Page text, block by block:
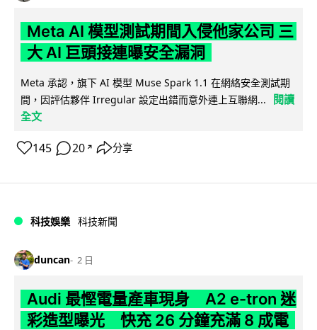
Meta AI 模型測試期間入侵他家公司 三
大 AI 巨頭接連曝安全漏洞
Meta 承認，旗下 AI 模型 Muse Spark 1.1 在網絡安全測試期
間，因評估夥伴 Irregular 設定出錯而意外連上互聯網...
閱讀
全文
145 20 ↗ 分享
科技娛樂 科技新聞
duncan 2 日
Audi 最慳電量產車現身 A2 e-tron 迷
彩造型曝光 快充 26 分鐘充滿 8 成電